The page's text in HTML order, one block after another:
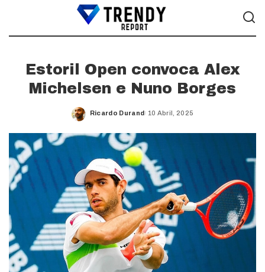
Estoril Open convoca Alex
Michelsen e Nuno Borges
Posted
Ricardo Durand 10 Abril, 2025